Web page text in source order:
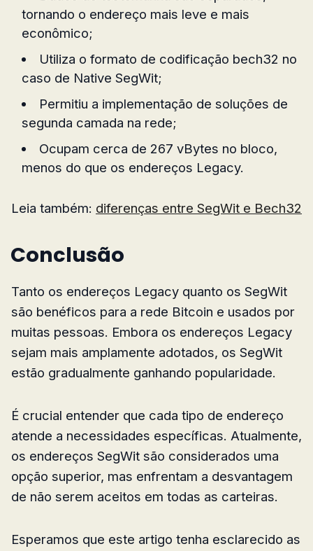
tornando o endereço mais leve e mais
econômico;
Utiliza o formato de codificação bech32 no
caso de Native SegWit;
Permitiu a implementação de soluções de
segunda camada na rede;
Ocupam cerca de 267 vBytes no bloco,
menos do que os endereços Legacy.
Leia também: diferenças entre SegWit e Bech32
Conclusão
Tanto os endereços Legacy quanto os SegWit
são benéficos para a rede Bitcoin e usados por
muitas pessoas. Embora os endereços Legacy
sejam mais amplamente adotados, os SegWit
estão gradualmente ganhando popularidade.
É crucial entender que cada tipo de endereço
atende a necessidades específicas. Atualmente,
os endereços SegWit são considerados uma
opção superior, mas enfrentam a desvantagem
de não serem aceitos em todas as carteiras.
Esperamos que este artigo tenha esclarecido as